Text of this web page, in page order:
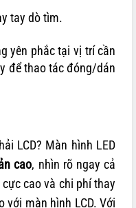
tay dò tìm.
yên phắc tại vị trí cần
để thao tác đóng/dán
LCD? Màn hình LED
cao, nhìn rõ ngay cả
cao và chi phí thay
với màn hình LCD. Với